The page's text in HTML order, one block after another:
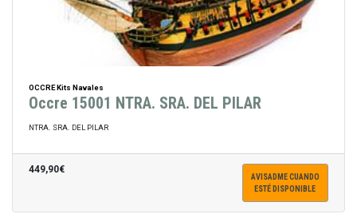
OCCRE Kits Navales
Occre 15001 NTRA. SRA. DEL PILAR
NTRA. SRA. DEL PILAR
449,90€
AVISADME CUANDO
ESTÉ DISPONIBLE